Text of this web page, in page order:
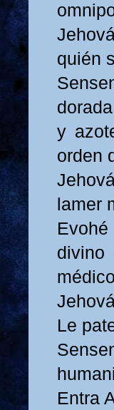
quién
y
orden
lamer
divino
Le
Entra